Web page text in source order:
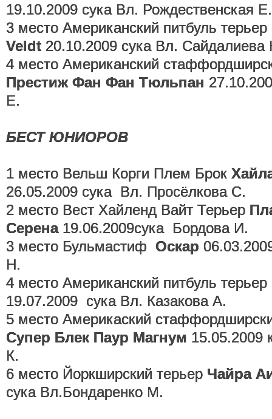
19.10.2009 сука Вл. Рождественская Е.
3 место Американский питбуль терьер
Veldt 20.10.2009 сука Вл. Сайдалиева
4 место Американский
Престиж Фан Фан Тюльпан
Е.
БЕСТ ЮНИОРОВ
1 место Вельш Корги Плем Брок
26.05.2009 сука Вл. Просёлкова С.
2 место Вест Хайленд Вайт Терьер
Серена19.06.2009сука Бордова И.
3 место Бульмастиф Оскар
Н.
4 место Американский питбуль терьер
19.07.2009 сука Вл. Казакова А.
5 место Америкаский
Супер Блек Паур Магнум 15.05.2009
К.
6 место Йоркширский терьер Чайра
сука Вл.Бондаренко М.